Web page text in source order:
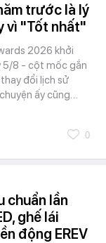
trước là lý
vì "Tốt nhất"
2026 khởi
5/8 - cột mốc gắn
đổi lịch sử
ấy cũng…
0
chuẩn lần
ghế lái
động EREV